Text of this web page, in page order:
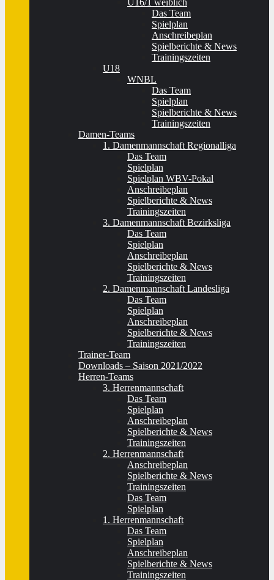
U16/1 weiblich
Das Team
Spielplan
Anschreibeplan
Spielberichte & News
Trainingszeiten
U18
WNBL
Das Team
Spielplan
Spielberichte & News
Trainingszeiten
Damen-Teams
1. Damenmannschaft Regionalliga
Das Team
Spielplan
Spielplan WBV-Pokal
Anschreibeplan
Spielberichte & News
Trainingszeiten
3. Damenmannschaft Bezirksliga
Das Team
Spielplan
Anschreibeplan
Spielberichte & News
Trainingszeiten
2. Damenmannschaft Landesliga
Das Team
Spielplan
Anschreibeplan
Spielberichte & News
Trainingszeiten
Trainer-Team
Downloads – Saison 2021/2022
Herren-Teams
3. Herrenmannschaft
Das Team
Spielplan
Anschreibeplan
Spielberichte & News
Trainingszeiten
2. Herrenmannschaft
Anschreibeplan
Spielberichte & News
Trainingszeiten
Das Team
Spielplan
1. Herrenmannschaft
Das Team
Spielplan
Anschreibeplan
Spielberichte & News
Trainingszeiten